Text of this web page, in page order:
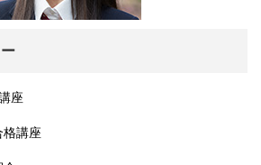
座
講座